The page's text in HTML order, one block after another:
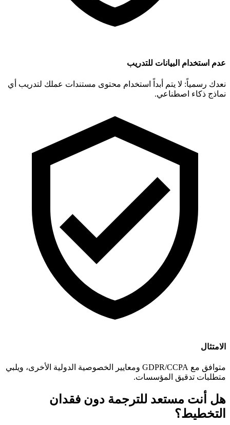
عدم استخدام البيانات للتدريب
نعدك رسمياً: لا يتم أبداً استخدام محتوى مستندات عملك لتدريب أي
نماذج ذكاء اصطناعي.
الامتثال
متوافق مع GDPR/CCPA ومعايير الخصوصية الدولية الأخرى، ويلبي
متطلبات تدقيق المؤسسات.
هل أنت مستعد للترجمة دون فقدان
التخطيط؟